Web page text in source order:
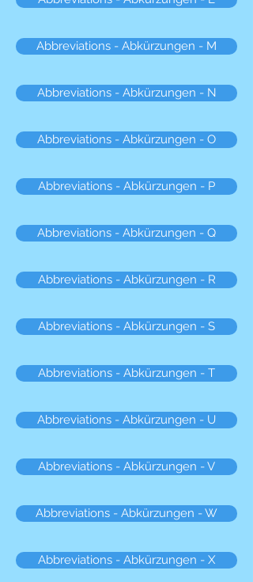
Abbreviations - Abkürzungen - M
Abbreviations - Abkürzungen - N
Abbreviations - Abkürzungen - O
Abbreviations - Abkürzungen - P
Abbreviations - Abkürzungen - Q
Abbreviations - Abkürzungen - R
Abbreviations - Abkürzungen - S
Abbreviations - Abkürzungen - T
Abbreviations - Abkürzungen - U
Abbreviations - Abkürzungen - V
Abbreviations - Abkürzungen - W
Abbreviations - Abkürzungen - X